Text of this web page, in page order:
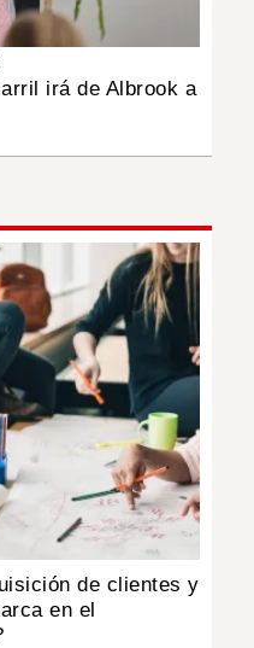
irá de Albrook a
de clientes y
en el